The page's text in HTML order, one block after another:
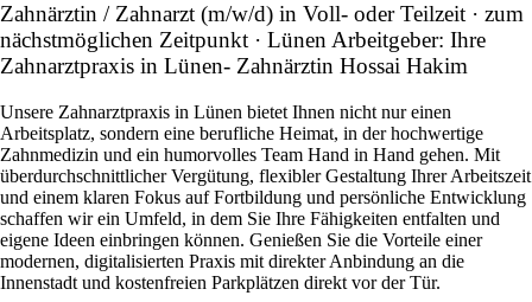
Zahnärztin / Zahnarzt (m/w/d) in Voll- oder Teilzeit · zum
nächstmöglichen Zeitpunkt · Lünen Arbeitgeber: Ihre
Zahnarztpraxis in Lünen- Zahnärztin Hossai Hakim
Unsere Zahnarztpraxis in Lünen bietet Ihnen nicht nur einen
Arbeitsplatz, sondern eine berufliche Heimat, in der hochwertige
Zahnmedizin und ein humorvolles Team Hand in Hand gehen. Mit
überdurchschnittlicher Vergütung, flexibler Gestaltung Ihrer Arbeitszeit
und einem klaren Fokus auf Fortbildung und persönliche Entwicklung
schaffen wir ein Umfeld, in dem Sie Ihre Fähigkeiten entfalten und
eigene Ideen einbringen können. Genießen Sie die Vorteile einer
modernen, digitalisierten Praxis mit direkter Anbindung an die
Innenstadt und kostenfreien Parkplätzen direkt vor der Tür.